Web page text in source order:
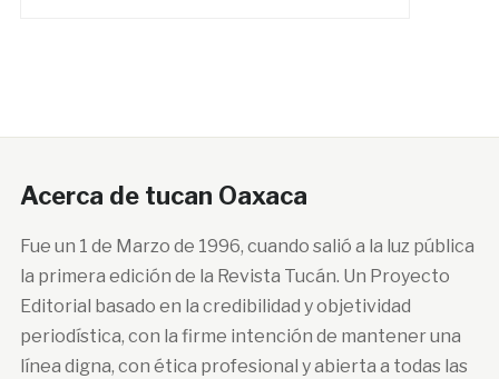
Acerca de tucan Oaxaca
Fue un 1 de Marzo de 1996, cuando salió a la luz pública
la primera edición de la Revista Tucán. Un Proyecto
Editorial basado en la credibilidad y objetividad
periodística, con la firme intención de mantener una
línea digna, con ética profesional y abierta a todas las